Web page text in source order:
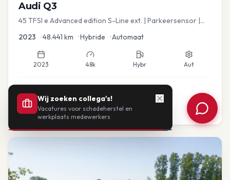
Audi Q3
45 TFSI e Advanced edition S-Line ext. | Parkeersensor |
2023 •48.441 km •Hybride •Automaat
2023 48k Hybr Aut
€33.435
of vanaf: €693/mnd BTW
Wij zoeken collega's!
Vacatures voor schadeherstel en
werkplaats medewerkers